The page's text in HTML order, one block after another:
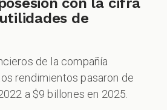
de
de la compañía
rendimientos pasaron de
a $9 billones en 2025.